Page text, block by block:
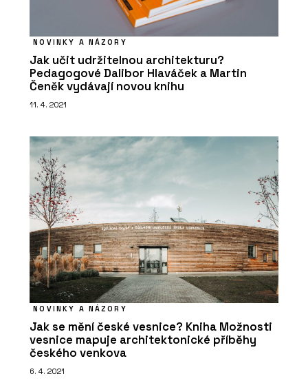
NOVINKY A NÁZORY
Jak učit udržitelnou architekturu?
Pedagogové Dalibor Hlaváček a Martin
Čeněk vydávají novou knihu
11. 4. 2021
NOVINKY A NÁZORY
Jak se mění české vesnice? Kniha Možnosti
vesnice mapuje architektonické příběhy
českého venkova
6. 4. 2021